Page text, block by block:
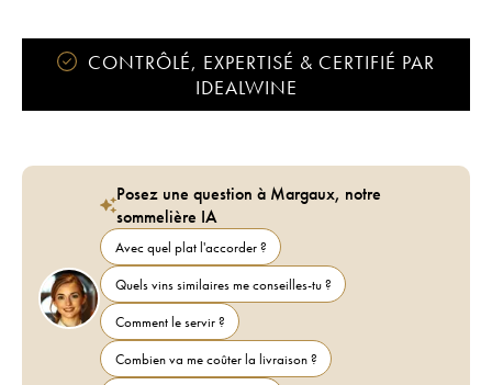
CONTRÔLÉ, EXPERTISÉ & CERTIFIÉ PAR
IDEALWINE
Posez une question à Margaux, notre
sommelière IA
Avec quel plat l'accorder ?
Quels vins similaires me conseilles-tu ?
Comment le servir ?
Combien va me coûter la livraison ?